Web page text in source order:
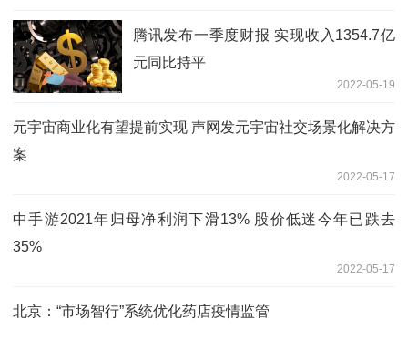
腾讯发布一季度财报 实现收入1354.7亿
元同比持平
2022-05-19
元宇宙商业化有望提前实现 声网发元宇宙社交场景化解决方
案
2022-05-17
中手游2021年归母净利润下滑13% 股价低迷今年已跌去
35%
2022-05-17
北京：“市场智行”系统优化药店疫情监管